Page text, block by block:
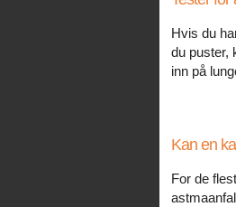
Hvis du
du puster,
inn på
Kan en
For de